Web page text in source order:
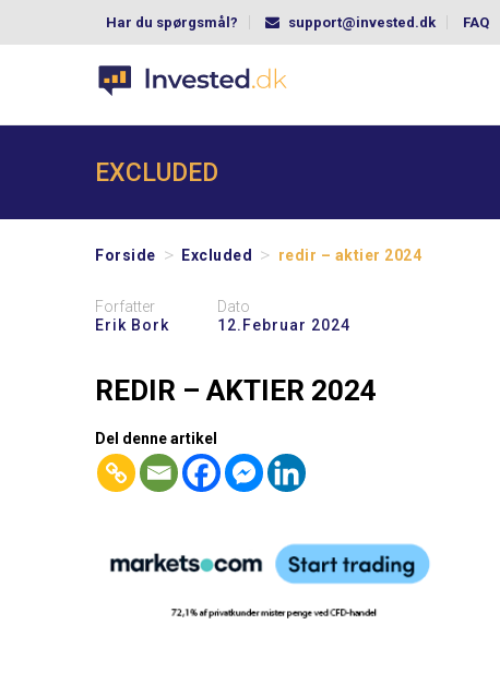
Har du spørgsmål? support@invested.dk FAQ
EXCLUDED
Forside > Excluded > redir – aktier 2024
Forfatter
Erik Bork
Dato
12.februar 2024
REDIR – AKTIER 2024
Del denne artikel